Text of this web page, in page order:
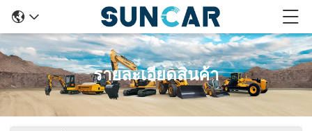
รายละเอียดสินค้า